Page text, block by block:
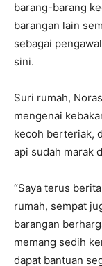
barang-barang
barangan lain
sebagai
sini.
Suri rumah,
mengenai
kecoh berteriak,
api sudah marak
“Saya terus
rumah, sempat
barangan
memang sedih
dapat bantuan